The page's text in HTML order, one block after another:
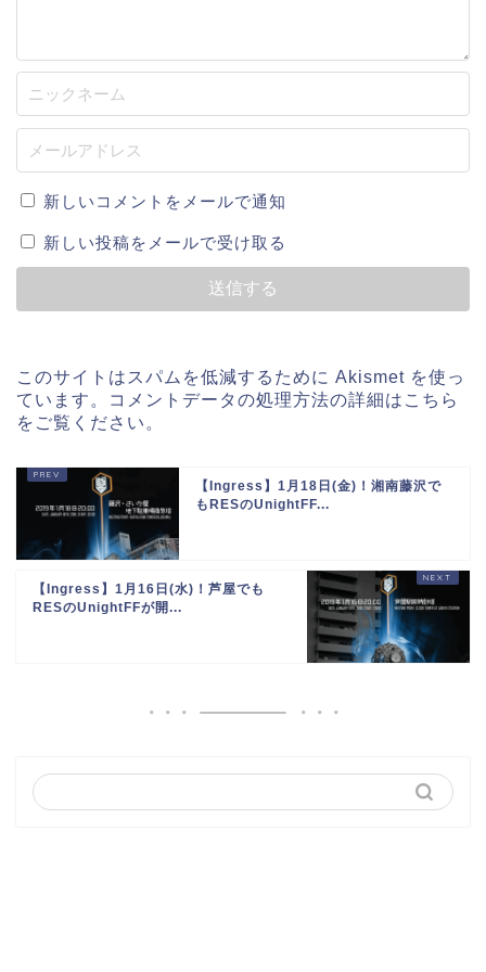
新しいコメントをメールで通知
新しい投稿をメールで受け取る
このサイトはスパムを低減するために Akismet を使っ
ています。
コメントデータの処理方法の詳細はこちら
をご覧ください 。
【Ingress】1月18日(金)！湘南藤沢で
もRESのUnightFF...
【Ingress】1月16日(水)！芦屋でも
RESのUnightFFが開...